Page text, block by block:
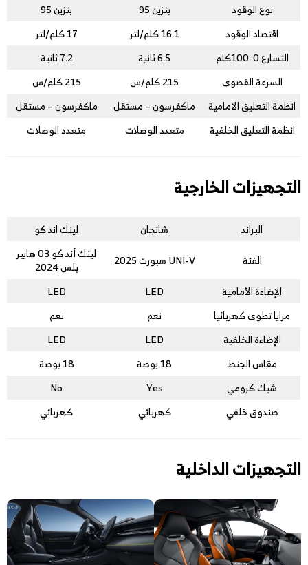
نوع الوقود
بنزين 95
بنزين 95
اقتصاد الوقود
16.1 كلم/لتر
17 كلم/لتر
التسارع 0-100كلم
6.5 ثانية
7.2 ثانية
السرعة القصوى
215 كلم/س
215 كلم/س
انظمة التعليق الامامية
ماكفرسون – مستقل
ماكفرسون – مستقل
انظمة التعليق الخلفية
متعدد الوصلات متعدد الوصلات
التجهيزات الخارجية
البراند شانجان
لينك اند كو
الفئة
UNI-V سبورت 2025
لينك أند كو 03 هايبر
بلس 2024
الإضاءة الأمامية
LED
LED
مرايا تطوى كهربائيا
نعم
نعم
الإضاءة الخلفية
LED
LED
مقاس الجنط
18 بوصة
18 بوصة
شبك كرومي
Yes
No
صندوق خلفي
كهربائي كهربائي
التجهيزات الداخلية